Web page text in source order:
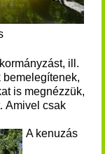
ill.
bemelegítenek,
is megnézzük,
Amivel csak
A kenuzás